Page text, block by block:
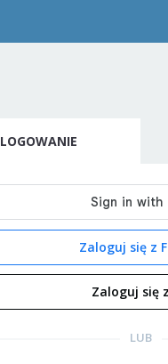
LOGOWANIE
Zaloguj się z
Zaloguj się
LUB